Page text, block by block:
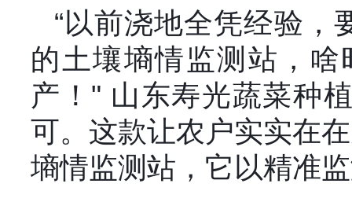
“以前浇地全凭经验，
的土壤墒情监测站，
产！" 山东寿光蔬菜种
可。这款让农户实实在
墒情监测站，它以精准